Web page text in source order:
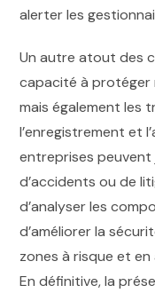
alerter les
Un autre atout des
capacité à protéger
mais également les
l’enregistrement et
entreprises
d’accidents ou de
d’analyser les
d’améliorer la
zones à risque et
En définitive, la